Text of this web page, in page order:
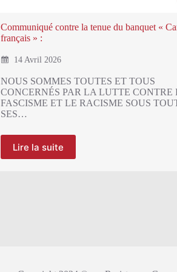
Communiqué contre la tenue du banquet «
français » :
14 Avril 2026
NOUS SOMMES TOUTES ET TOUS
CONCERNÉS PAR LA LUTTE CONTRE
FASCISME ET LE RACISME SOUS
SES…
Lire la suite